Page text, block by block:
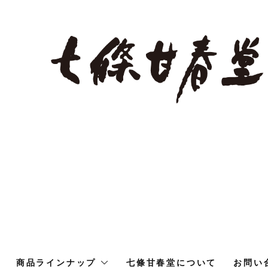
商品ラインナップ 七條甘春堂について お問い